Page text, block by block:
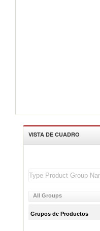
VISTA DE CUADRO
All Groups
Grupos de Productos